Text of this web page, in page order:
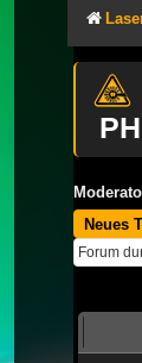
Neues